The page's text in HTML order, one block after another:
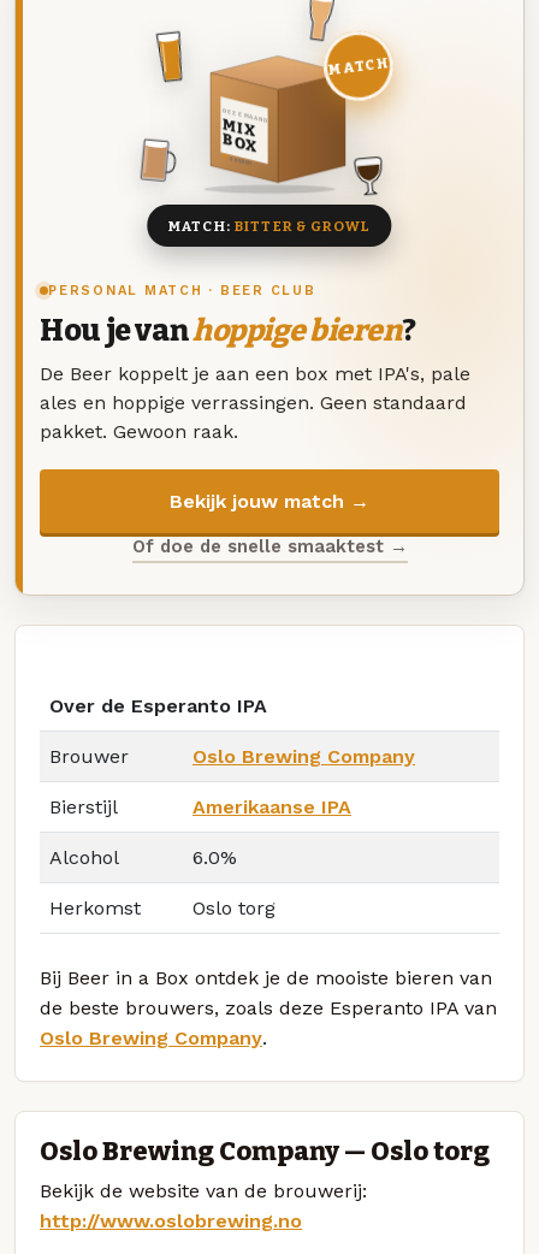
PERSONAL MATCH · BEER CLUB
Hou je vanhoppige bieren?
De Beer koppelt je aan een box met IPA's, pale
ales en hoppige verrassingen. Geen standaard
pakket. Gewoon raak.
Bekijk jouw match →
Of doe de snelle smaaktest →
DEZE MAAND
MIX
BOX
8 BIEREN
MATCH
MATCH: BITTER & GROWL
Over de Esperanto IPA
Brouwer Oslo Brewing Company
Bierstijl Amerikaanse IPA
Alcohol 6.0%
Herkomst Oslo torg
Bij Beer in a Box ontdek je de mooiste bieren van
de beste brouwers, zoals deze Esperanto IPA van
Oslo Brewing Company.
Oslo Brewing Company — Oslo torg
Bekijk de website van de brouwerij:
http://www.oslobrewing.no